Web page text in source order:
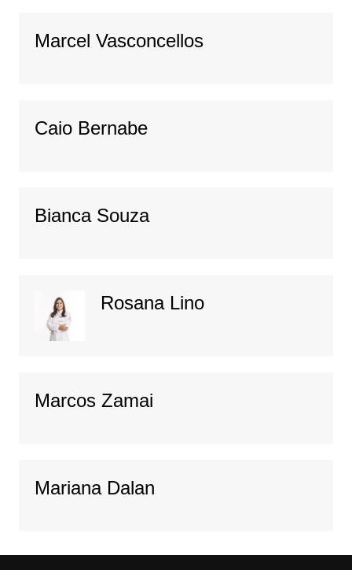
Marcel Vasconcellos
Caio Bernabe
Bianca Souza
Rosana Lino
Marcos Zamai
Mariana Dalan